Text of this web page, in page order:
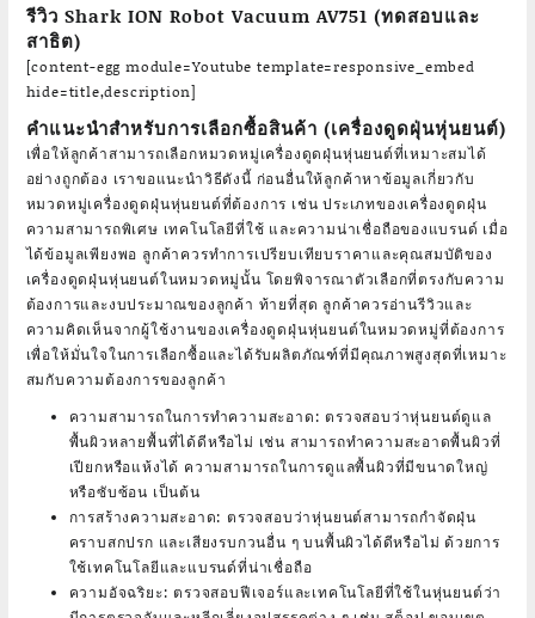
รีวิว Shark ION Robot Vacuum AV751 (ทดสอบและ
สาธิต)
[content-egg module=Youtube template=responsive_embed
hide=title,description]
คำแนะนำสำหรับการเลือกซื้อสินค้า (เครื่องดูดฝุ่นหุ่นยนต์)
เพื่อให้ลูกค้าสามารถเลือกหมวดหมู่เครื่องดูดฝุ่นหุ่นยนต์ที่เหมาะสมได้
อย่างถูกต้อง เราขอแนะนำวิธีดังนี้ ก่อนอื่นให้ลูกค้าหาข้อมูลเกี่ยวกับ
หมวดหมู่เครื่องดูดฝุ่นหุ่นยนต์ที่ต้องการ เช่น ประเภทของเครื่องดูดฝุ่น
ความสามารถพิเศษ เทคโนโลยีที่ใช้ และความน่าเชื่อถือของแบรนด์ เมื่อ
ได้ข้อมูลเพียงพอ ลูกค้าควรทำการเปรียบเทียบราคาและคุณสมบัติของ
เครื่องดูดฝุ่นหุ่นยนต์ในหมวดหมู่นั้น โดยพิจารณาตัวเลือกที่ตรงกับความ
ต้องการและงบประมาณของลูกค้า ท้ายที่สุด ลูกค้าควรอ่านรีวิวและ
ความคิดเห็นจากผู้ใช้งานของเครื่องดูดฝุ่นหุ่นยนต์ในหมวดหมู่ที่ต้องการ
เพื่อให้มั่นใจในการเลือกซื้อและได้รับผลิตภัณฑ์ที่มีคุณภาพสูงสุดที่เหมาะ
สมกับความต้องการของลูกค้า
ความสามารถในการทำความสะอาด: ตรวจสอบว่าหุ่นยนต์ดูแล
พื้นผิวหลายพื้นที่ได้ดีหรือไม่ เช่น สามารถทำความสะอาดพื้นผิวที่
เปียกหรือแห้งได้ ความสามารถในการดูแลพื้นผิวที่มีขนาดใหญ่
หรือซับซ้อน เป็นต้น
การสร้างความสะอาด: ตรวจสอบว่าหุ่นยนต์สามารถกำจัดฝุ่น
คราบสกปรก และเสียงรบกวนอื่น ๆ บนพื้นผิวได้ดีหรือไม่ ด้วยการ
ใช้เทคโนโลยีและแบรนด์ที่น่าเชื่อถือ
ความอัจฉริยะ: ตรวจสอบฟีเจอร์และเทคโนโลยีที่ใช้ในหุ่นยนต์ว่า